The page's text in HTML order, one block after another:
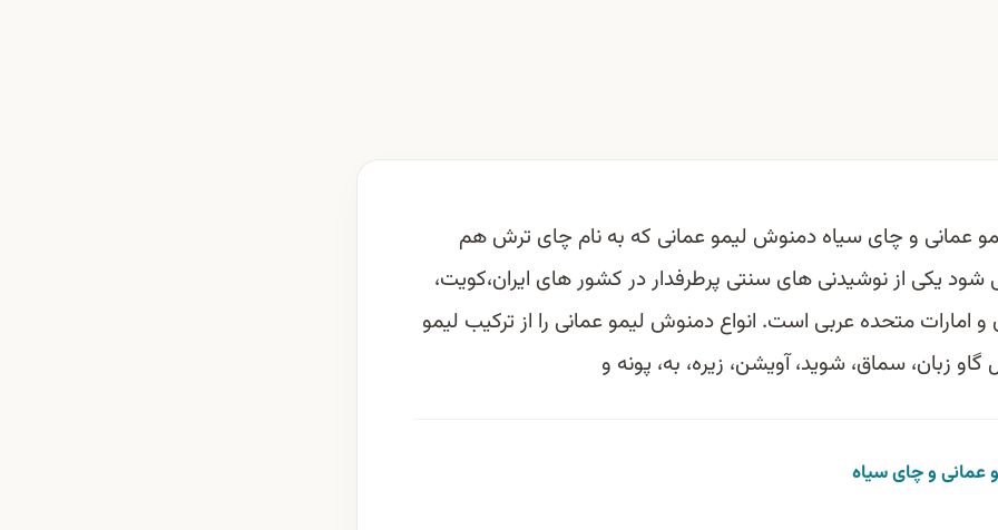
عمانی و چای سیاه دمنوش لیمو عمانی که به نام چای ترش هم
یکی از نوشیدنی های سنتی پرطرفدار در کشور های ایران،کویت،
و امارات متحده عربی است. انواع دمنوش لیمو عمانی را از ترکیب لیمو
گاو زبان، سماق، شوید، آویشن، زیره، به، پونه و
عمانی و چای سیاه